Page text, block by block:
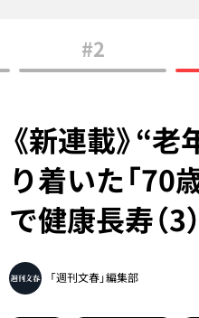
#2
《新連載》“
り着いた「70
で健康長寿（3）
「週刊文春」編集部